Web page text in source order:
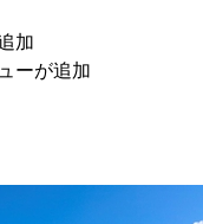
加
ーが追加